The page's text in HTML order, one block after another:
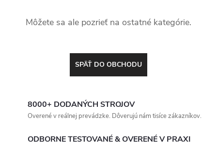
Môžete sa ale pozrieť na ostatné kategórie.
SPÄŤ DO OBCHODU
8000+ DODANÝCH STROJOV
Overené v reálnej prevádzke. Dôverujú nám tisíce zákazníkov.
ODBORNE TESTOVANÉ & OVERENÉ V PRAXI